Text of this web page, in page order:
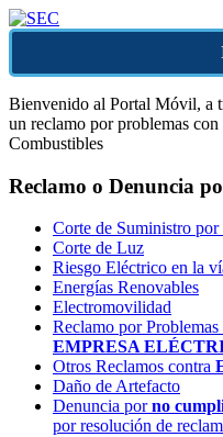
Bienvenido al Portal Móvil, a
un reclamo por problemas
Combustibles
Reclamo o Denuncia
Corte de Suministro por
Corte de Luz
Riesgo Eléctrico en la
Energías Renovables
Electromovilidad
Reclamo por
EMPRESA
Otros Reclamos contra
Daño de Artefacto
Denuncia porno
por resolución de